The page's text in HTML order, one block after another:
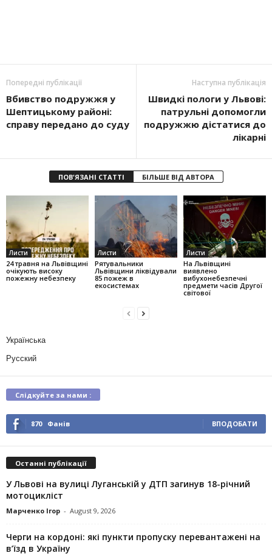
Попередні публікації
Вбивство подружжя у
Шептицькому районі:
справу передано до суду
Наступна публікація
Швидкі пологи у Львові:
патрульні допомогли
подружжю дістатися до
лікарні
ПОВ'ЯЗАНІ СТАТТІ БІЛЬШЕ ВІД АВТОРА
Листи
24 травня на Львівщині
очікують високу
пожежну небезпеку
Листи
Рятувальники
Львівщини ліквідували
85 пожеж в
екосистемах
Листи
На Львівщині
виявлено
вибухонебезпечні
предмети часів Другої
світової
Українська
Русский
Слідкуйте за нами :
870 Фанів ВПОДОБАТИ
Останні публікації
У Львові на вулиці Луганській у ДТП загинув 18-річний
мотоцикліст
Марченко Ігор - August 9, 2026
Черги на кордоні: які пункти пропуску перевантажені на
в’їзд в Україну